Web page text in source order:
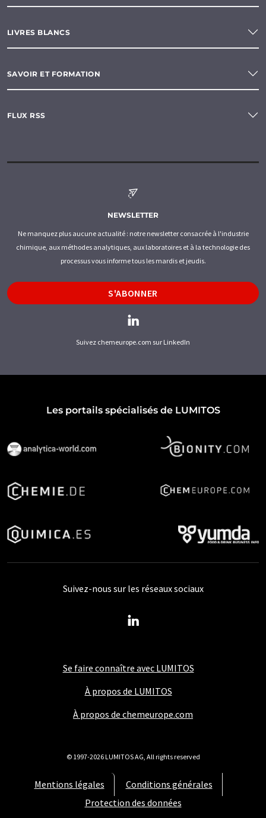
LIVRES BLANCS
SAVOIR ET FORMATION
FLUX RSS
NEWSLETTER
Ne manquez plus aucune actualité : notre newsletter consacrée à l'industrie
chimique, aux méthodes analytiques, aux laboratoires et à la technologie des
processus vous informe tous les mardis et jeudis.
S'ABONNER
Suivez chemeurope.com sur LinkedIn
Les portails spécialisés de LUMITOS
Se faire connaître avec LUMITOS
À propos de LUMITOS
À propos de chemeurope.com
Mentions légales
Conditions générales
Protection des données
Suivez-nous sur les réseaux sociaux
© 1997-2026 LUMITOS AG, All rights reserved